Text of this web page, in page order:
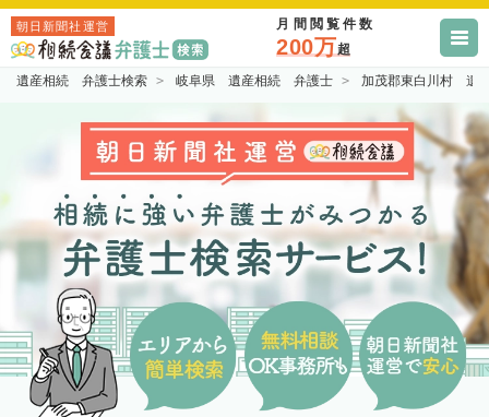
朝日新聞社運営 月間閲覧件数
200万超
遺産相続 弁護士検索 岐阜県 遺産相続 弁護士 加茂郡東白川村 遺